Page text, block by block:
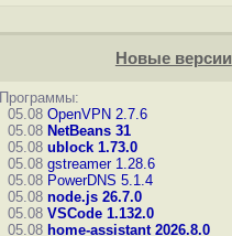
Новые версии
Программы:
05.08 OpenVPN 2.7.6
05.08 NetBeans 31
05.08 ublock 1.73.0
05.08 gstreamer 1.28.6
05.08 PowerDNS 5.1.4
05.08 node.js 26.7.0
05.08 VSCode 1.132.0
05.08 home-assistant 2026.8.0